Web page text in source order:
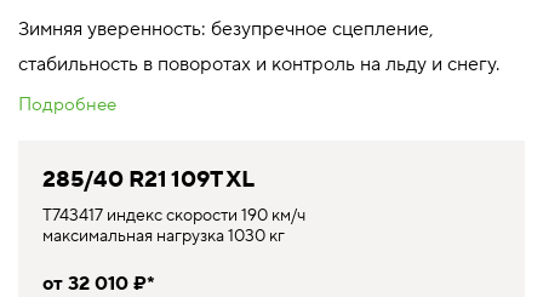
Зимняя уверенность: безупречное сцепление,
стабильность в поворотах и контроль на льду и снегу.
Подробнее
285/40 R21 109T XL
T743417 индекс скорости 190 км/ч
максимальная нагрузка 1030 кг
от 32 010 ₽*